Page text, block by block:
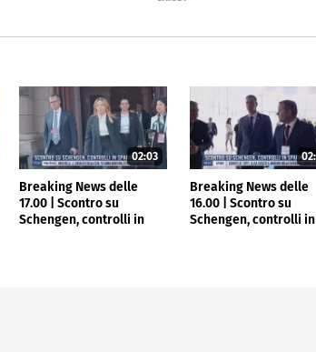
02:03
Breaking News delle
17.00 | Scontro su
Schengen, controlli in
Breaking News delle
16.00 | Scontro su
Schengen, controlli in